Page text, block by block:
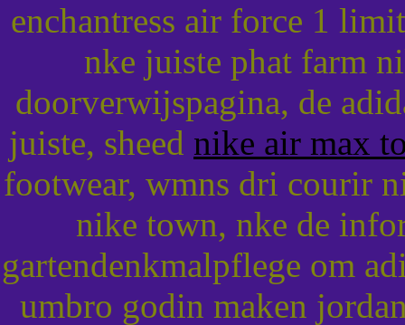
enchantress air force 1
nke juiste phat farm
doorverwijspagina, de
juiste, sheed nike air max
footwear, wmns dri courir
nike town, nke de
gartendenkmalpflege om
umbro godin maken